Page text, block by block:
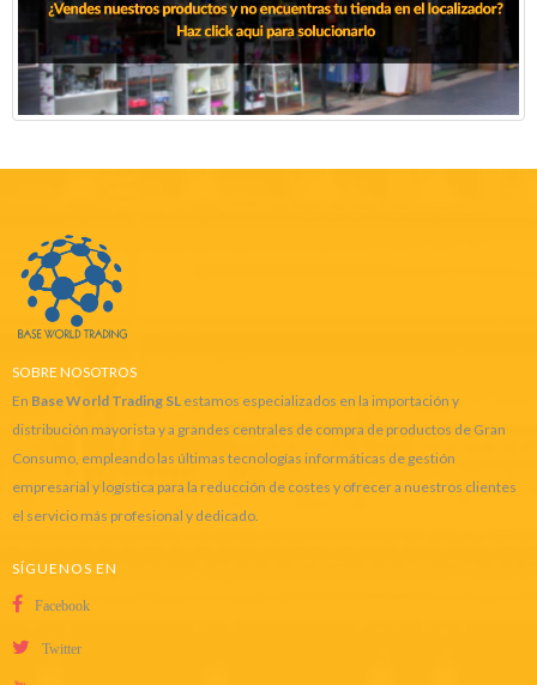
SOBRE NOSOTROS
En Base World Trading SL estamos especializados en la importación y
distribución mayorista y a grandes centrales de compra de productos de Gran
Consumo, empleando las últimas tecnologías informáticas de gestión
empresarial y logística para la reducción de costes y ofrecer a nuestros clientes
el servicio más profesional y dedicado.
SÍGUENOS EN
Facebook
Twitter